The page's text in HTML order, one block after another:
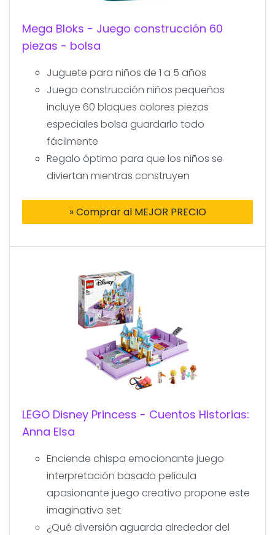
Mega Bloks - Juego construcción 60
piezas - bolsa
Juguete para niños de 1 a 5 años
Juego construcción niños pequeños
incluye 60 bloques colores piezas
especiales bolsa guardarlo todo
fácilmente
Regalo óptimo para que los niños se
diviertan mientras construyen
» Comprar al MEJOR PRECIO
LEGO Disney Princess - Cuentos Historias:
Anna Elsa
Enciende chispa emocionante juego
interpretación basado película
apasionante juego creativo propone este
imaginativo set
¿Qué diversión aguarda alrededor del